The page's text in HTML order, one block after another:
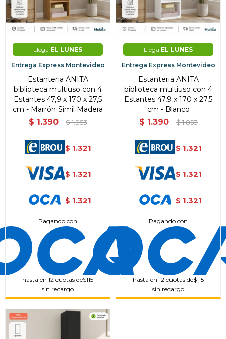
Llega EL LUNES
Entrega Express Montevideo
Estanteria ANITA
biblioteca multiuso con 4
Estantes 47,9 x 170 x 27,5
cm - Marrón Simil Madera
$ 1.390 $ 1.853
$ 1.321
$ 1.321
$ 1.321
Pagando con
hasta en 12 cuotas de$115
sin recargo
Llega EL LUNES
Entrega Express Montevideo
Estanteria ANITA
biblioteca multiuso con 4
Estantes 47,9 x 170 x 27,5
cm - Blanco
$ 1.390 $ 1.853
$ 1.321
$ 1.321
$ 1.321
Pagando con
hasta en 12 cuotas de$115
sin recargo